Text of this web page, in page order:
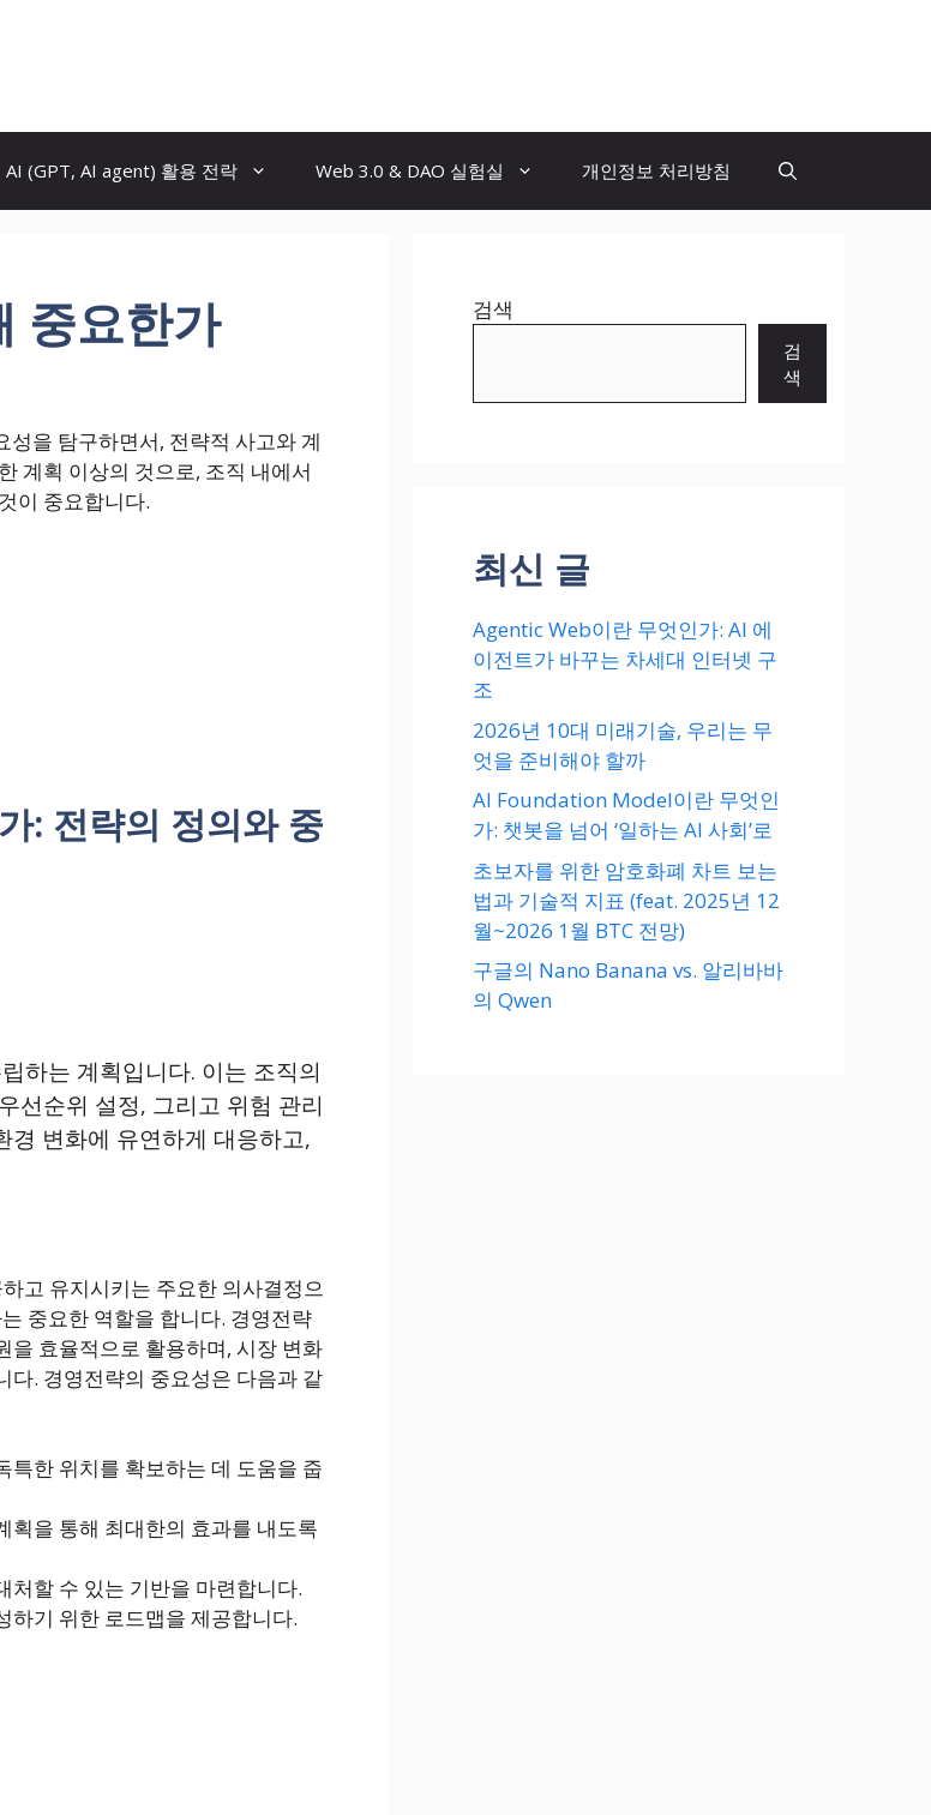
AI (GPT, AI agent) 활용 전락 Web 3.0 & DAO 실험실 개인정보 처리방침
중요한가
을 탐구하면서, 전략적 사고와 계
계획 이상의 것으로, 조직 내에서
이 중요합니다.
: 전략의 정의와 중
하는 계획입니다. 이는 조직의
선순위 설정, 그리고 위험 관리
경 변화에 유연하게 대응하고,
고 유지시키는 주요한 의사결정으
중요한 역할을 합니다​​. 경영전략
을 효율적으로 활용하며, 시장 변화
다. 경영전략의 중요성은 다음과 같
특한 위치를 확보하는 데 도움을 줍
획을 통해 최대한의 효과를 내도록
처할 수 있는 기반을 마련합니다.
하기 위한 로드맵을 제공합니다.
검색
검
색
최신 글
Agentic Web이란 무엇인가: AI 에
이전트가 바꾸는 차세대 인터넷 구
조
2026년 10대 미래기술, 우리는 무
엇을 준비해야 할까
AI Foundation Model이란 무엇인
가: 챗봇을 넘어 ‘일하는 AI 사회’로
초보자를 위한 암호화폐 차트 보는
법과 기술적 지표 (feat. 2025년 12
월~2026 1월 BTC 전망)
구글의 Nano Banana vs. 알리바바
의 Qwen